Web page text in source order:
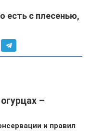
есть с плесенью,
–
и правил